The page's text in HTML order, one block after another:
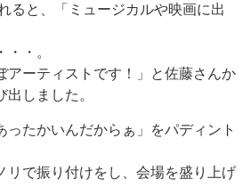
ると、「ミュージカルや映画に出
・。
アーティストです！」と佐藤さんか
しました。
ったかいんだからぁ」をパディント
リで振り付けをし、会場を盛り上げ